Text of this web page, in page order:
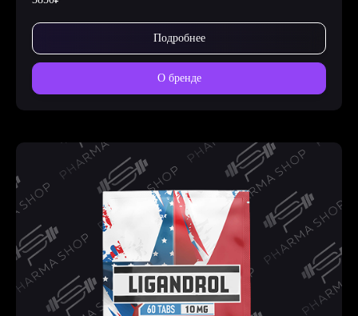
Подробнее
О бренде
Товары:
руб.